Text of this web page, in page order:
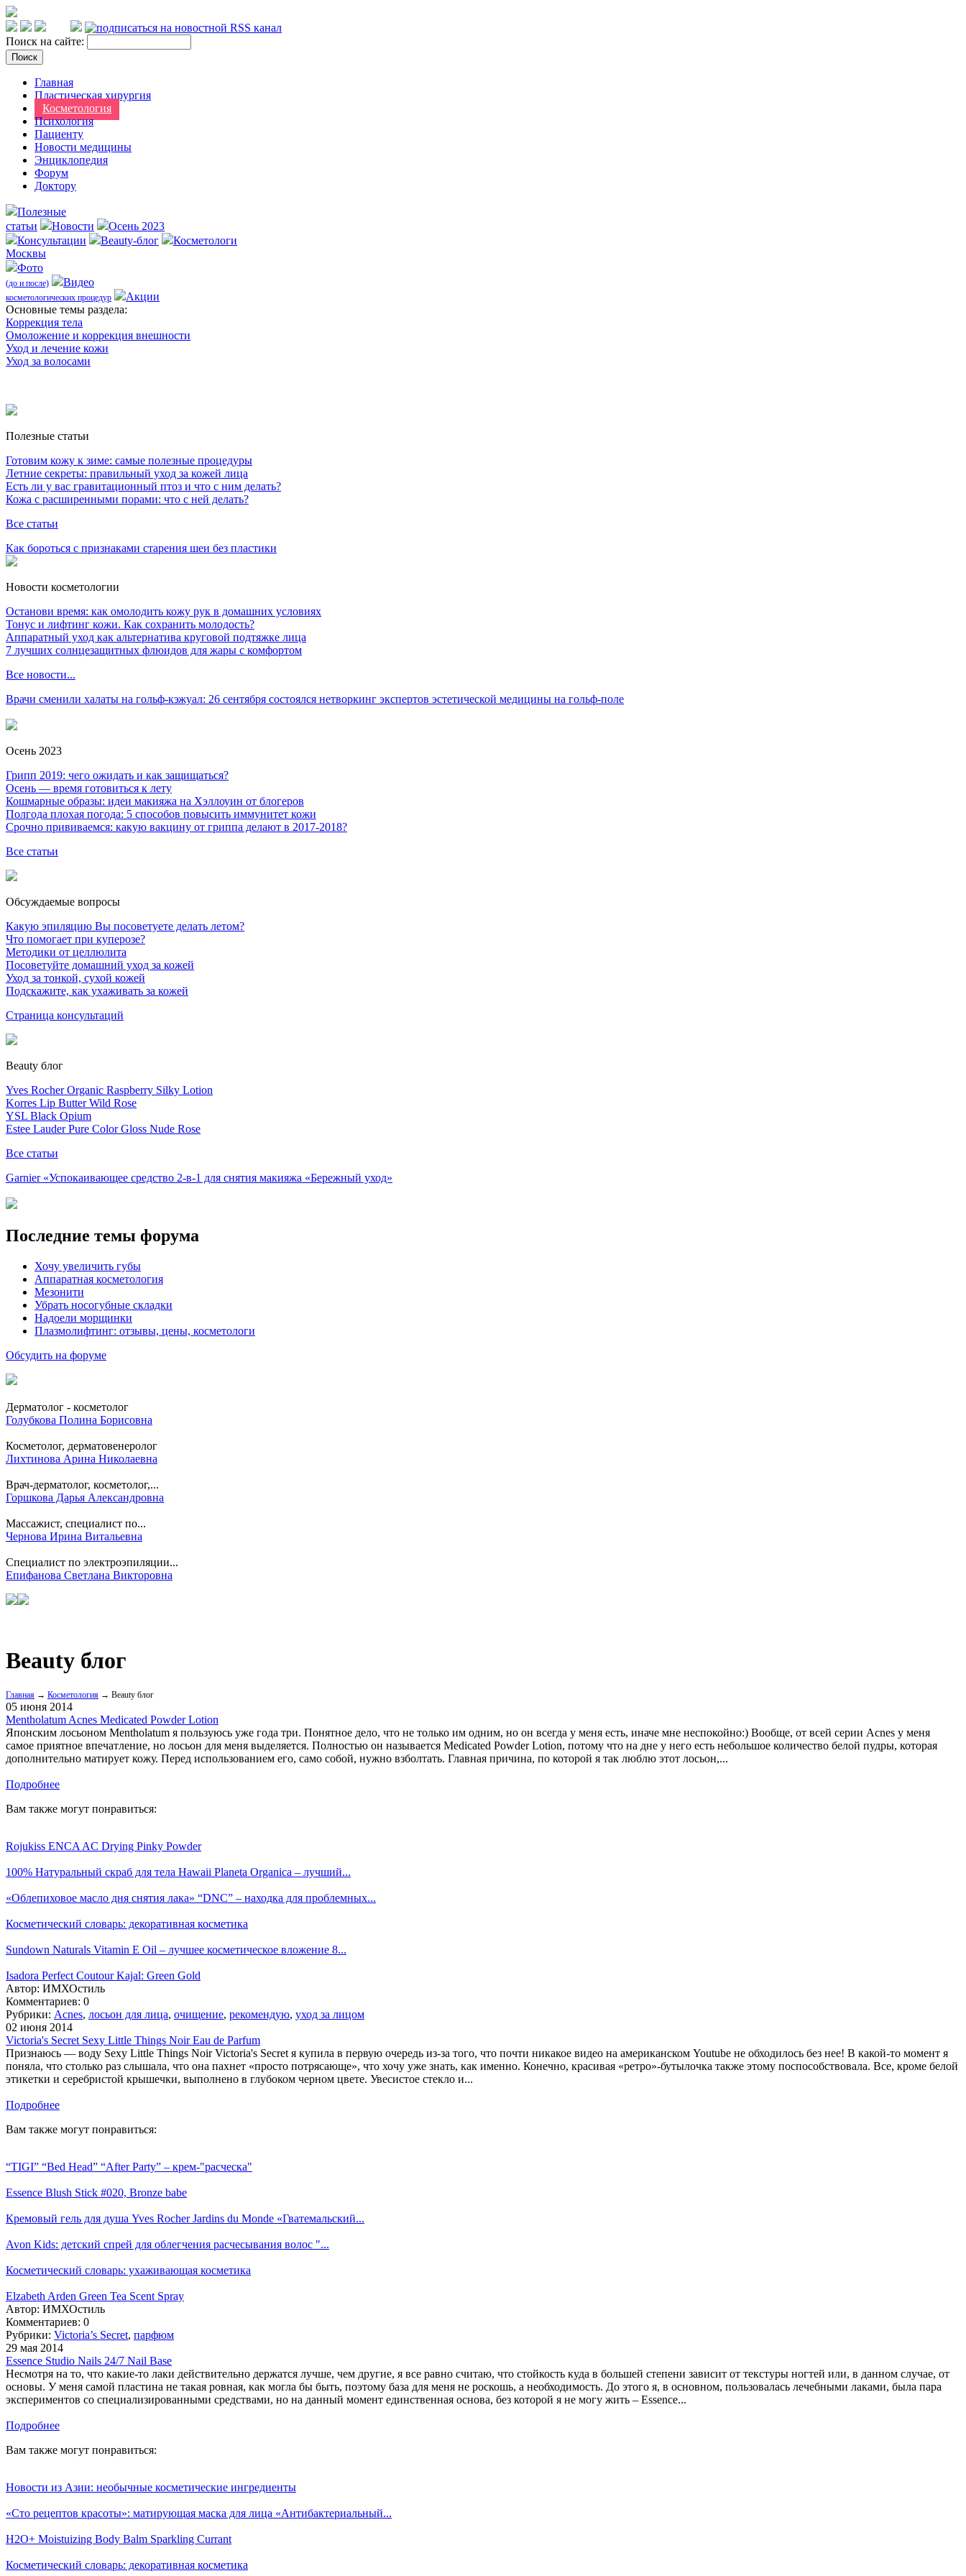
Поиск на сайте:
Главная
Пластическая хирургия
Косметология
Психология
Пациенту
Новости медицины
Энциклопедия
Форум
Доктору
Полезные
статьи
Новости
Осень 2023
Консультации
Beauty-блог
Косметологи
Москвы
Фото
(до и после) Видео
косметологических процедур
Акции
Оcновные темы раздела:
Коррекция тела
Омоложение и коррекция внешности
Уход и лечение кожи
Уход за волосами
Полезные статьи
Готовим кожу к зиме: самые полезные процедуры
Летние секреты: правильный уход за кожей лица
Есть ли у вас гравитационный птоз и что с ним делать?
Кожа с расширенными порами: что с ней делать?
Все статьи
Как бороться с признаками старения шеи без пластики
Новости косметологии
Останови время: как омолодить кожу рук в домашних условиях
Тонус и лифтинг кожи. Как сохранить молодость?
Аппаратный уход как альтернатива круговой подтяжке лица
7 лучших солнцезащитных флюидов для жары с комфортом
Все новости...
Врачи сменили халаты на гольф-кэжуал: 26 сентября состоялся нетворкинг экспертов эстетической медицины на гольф-поле
Осень 2023
Грипп 2019: чего ожидать и как защищаться?
Осень — время готовиться к лету
Кошмарные образы: идеи макияжа на Хэллоуин от блогеров
Полгода плохая погода: 5 способов повысить иммунитет кожи
Срочно прививаемся: какую вакцину от гриппа делают в 2017-2018?
Все статьи
Обсуждаемые вопросы
Какую эпиляцию Вы посоветуете делать летом?
Что помогает при куперозе?
Методики от целлюлита
Посоветуйте домашний уход за кожей
Уход за тонкой, сухой кожей
Подскажите, как ухаживать за кожей
Страница консультаций
Beauty блог
Yves Rocher Organic Raspberry Silky Lotion
Korres Lip Butter Wild Rose
YSL Black Opium
Estee Lauder Pure Color Gloss Nude Rose
Все статьи
Garnier «Успокаивающее средство 2-в-1 для снятия макияжа «Бережный уход»
Последние темы форума
Хочу увеличить губы
Аппаратная косметология
Мезонити
Убрать носогубные складки
Надоели морщинки
Плазмолифтинг: отзывы, цены, косметологи
Обсудить на форуме
Дерматолог - косметолог
Голубкова Полина Борисовна
Косметолог, дерматовенеролог
Лихтинова Арина Николаевна
Врач-дерматолог, косметолог,...
Горшкова Дарья Александровна
Массажист, специалист по...
Чернова Ирина Витальевна
Специалист по электроэпиляции...
Епифанова Светлана Викторовна
Beauty блог
Главная → Косметология → Beauty блог
05 июня 2014
Mentholatum Acnes Medicated Powder Lotion
Японским лосьоном Mentholatum я пользуюсь уже года три. Понятное дело, что не только им одним, но он всегда у меня есть, иначе мне неспокойно:) Вообще, от всей серии Acnes у меня
самое приятное впечатление, но лосьон для меня выделяется. Полностью он называется Medicated Powder Lotion, потому что на дне у него есть небольшое количество белой пудры, которая
дополнительно матирует кожу. Перед использованием его, само собой, нужно взболтать. Главная причина, по которой я так люблю этот лосьон,...
Подробнее
Вам также могут понравиться:
Rojukiss ENCA AC Drying Pinky Powder
100% Натуральный скраб для тела Hawaii Planeta Organica – лучший...
«Облепиховое масло дня снятия лака» “DNC” – находка для проблемных...
Косметический словарь: декоративная косметика
Sundown Naturals Vitamin E Oil – лучшее косметическое вложение 8...
Isadora Perfect Coutour Kajal: Green Gold
Автор: ИМХОстиль
Комментариев: 0
Рубрики: Acnes, лосьон для лица, очищение, рекомендую, уход за лицом
02 июня 2014
Victoria's Secret Sexy Little Things Noir Eau de Parfum
Признаюсь — воду Sexy Little Things Noir Victoria's Secret я купила в первую очередь из-за того, что почти никакое видео на американском Youtube не обходилось без нее! В какой-то момент я
поняла, что столько раз слышала, что она пахнет «просто потрясающе», что хочу уже знать, как именно. Конечно, красивая «ретро»-бутылочка также этому поспособствовала. Все, кроме белой
этикетки и серебристой крышечки, выполнено в глубоком черном цвете. Увесистое стекло и...
Подробнее
Вам также могут понравиться:
“TIGI” “Bed Head” “After Party” – крем-"расческа"
Essence Blush Stick #020, Bronze babe
Кремовый гель для душа Yves Rocher Jardins du Monde «Гватемальский...
Avon Kids: детский спрей для облегчения расчесывания волос "...
Косметический словарь: ухаживающая косметика
Elzabeth Arden Green Tea Scent Spray
Автор: ИМХОстиль
Комментариев: 0
Рубрики: Victoria’s Secret, парфюм
29 мая 2014
Essence Studio Nails 24/7 Nail Base
Несмотря на то, что какие-то лаки действительно держатся лучше, чем другие, я все равно считаю, что стойкость куда в большей степени зависит от текстуры ногтей или, в данном случае, от
основы. У меня самой пластина не такая ровная, как могла бы быть, поэтому база для меня не роскошь, а необходимость. До этого я, в основном, пользовалась лечебными лаками, была пара
экспериментов со специализированными средствами, но на данный момент единственная основа, без которой я не могу жить – Essence...
Подробнее
Вам также могут понравиться:
Новости из Азии: необычные косметические ингредиенты
«Сто рецептов красоты»: матирующая маска для лица «Антибактериальный...
H2O+ Moistuizing Body Balm Sparkling Currant
Косметический словарь: декоративная косметика